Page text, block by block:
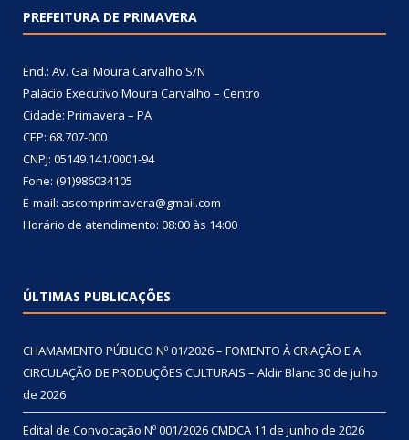
PREFEITURA DE PRIMAVERA
End.: Av. Gal Moura Carvalho S/N
Palácio Executivo Moura Carvalho – Centro
Cidade: Primavera – PA
CEP: 68.707-000
CNPJ: 05149.141/0001-94
Fone: (91)986034105
E-mail: ascomprimavera@gmail.com
Horário de atendimento: 08:00 às 14:00
ÚLTIMAS PUBLICAÇÕES
CHAMAMENTO PÚBLICO Nº 01/2026 – FOMENTO À CRIAÇÃO E A
CIRCULAÇÃO DE PRODUÇÕES CULTURAIS – Aldir Blanc30 de julho
de 2026
Edital de Convocação Nº 001/2026 CMDCA 11 de junho de 2026